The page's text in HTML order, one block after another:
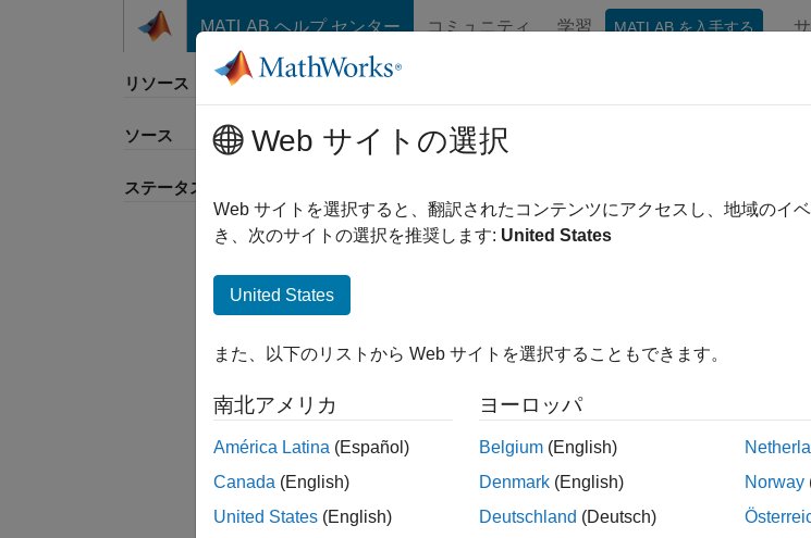
コンテンツへスキップ
MATLAB ヘルプ センター コミュニティ 学習 MATLAB を入手する
リソース
ソース
ステータス
並べ替え
Web サイトの選択
Web サイトを選択すると、翻訳されたコンテンツにアクセスし、地域のイ
き、次のサイトの選択を推奨します: United States
United States
また、以下のリストから Web サイトを選択することもできます。
南北アメリカ
América Latina (Español)
Canada (English)
United States (English)
ヨーロッパ
Belgium (English)
Denmark (English)
Deutschland (Deutsch)
Norway